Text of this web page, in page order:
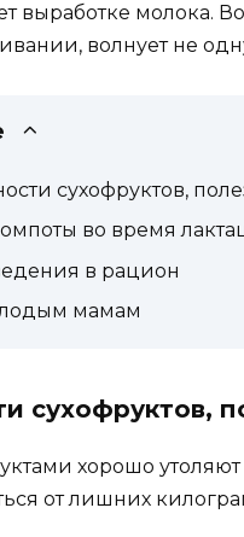
выработке молока.
волнует не
сухофруктов,
во время
в рацион
мамам
сухофруктов,
хорошо
от лишних